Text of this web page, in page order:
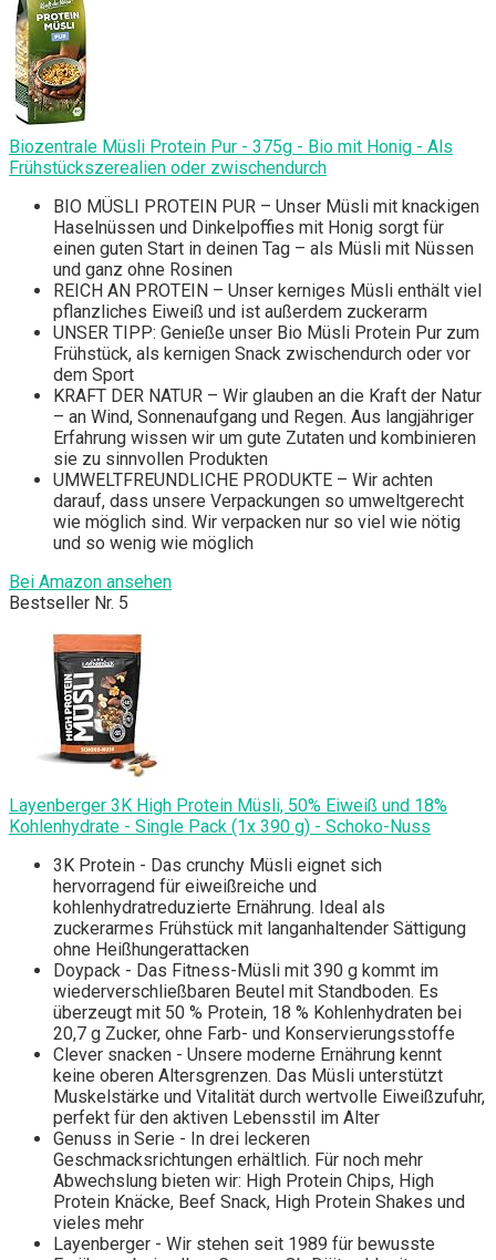
Biozentrale Müsli Protein Pur - 375g - Bio mit Honig - Als
Frühstückszerealien oder zwischendurch
BIO MÜSLI PROTEIN PUR – Unser Müsli mit knackigen
Haselnüssen und Dinkelpoffies mit Honig sorgt für
einen guten Start in deinen Tag – als Müsli mit Nüssen
und ganz ohne Rosinen
REICH AN PROTEIN – Unser kerniges Müsli enthält viel
pflanzliches Eiweiß und ist außerdem zuckerarm
UNSER TIPP: Genieße unser Bio Müsli Protein Pur zum
Frühstück, als kernigen Snack zwischendurch oder vor
dem Sport
KRAFT DER NATUR – Wir glauben an die Kraft der Natur
– an Wind, Sonnenaufgang und Regen. Aus langjähriger
Erfahrung wissen wir um gute Zutaten und kombinieren
sie zu sinnvollen Produkten
UMWELTFREUNDLICHE PRODUKTE – Wir achten
darauf, dass unsere Verpackungen so umweltgerecht
wie möglich sind. Wir verpacken nur so viel wie nötig
und so wenig wie möglich
Bei Amazon ansehen
Bestseller Nr. 5
Layenberger 3K High Protein Müsli, 50% Eiweiß und 18%
Kohlenhydrate - Single Pack (1x 390 g) - Schoko-Nuss
3K Protein - Das crunchy Müsli eignet sich
hervorragend für eiweißreiche und
kohlenhydratreduzierte Ernährung. Ideal als
zuckerarmes Frühstück mit langanhaltender Sättigung
ohne Heißhungerattacken
Doypack - Das Fitness-Müsli mit 390 g kommt im
wiederverschließbaren Beutel mit Standboden. Es
überzeugt mit 50 % Protein, 18 % Kohlenhydraten bei
20,7 g Zucker, ohne Farb- und Konservierungsstoffe
Clever snacken - Unsere moderne Ernährung kennt
keine oberen Altersgrenzen. Das Müsli unterstützt
Muskelstärke und Vitalität durch wertvolle Eiweißzufuhr,
perfekt für den aktiven Lebensstil im Alter
Genuss in Serie - In drei leckeren
Geschmacksrichtungen erhältlich. Für noch mehr
Abwechslung bieten wir: High Protein Chips, High
Protein Knäcke, Beef Snack, High Protein Shakes und
vieles mehr
Layenberger - Wir stehen seit 1989 für bewusste